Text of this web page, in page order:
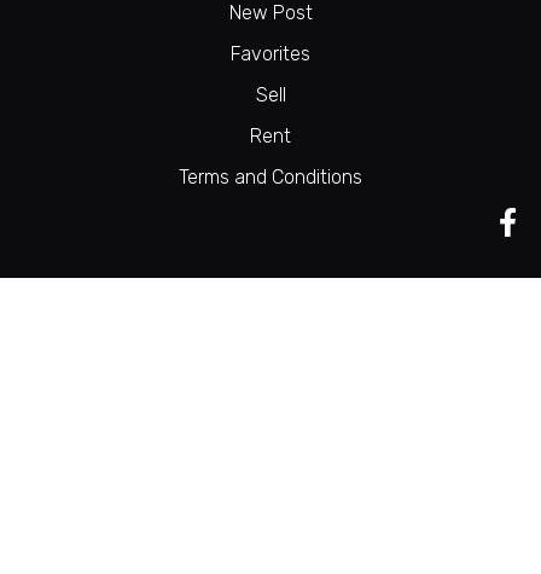
New Post
Favorites
Sell
Rent
Terms and Conditions